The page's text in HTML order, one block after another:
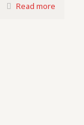
Read more